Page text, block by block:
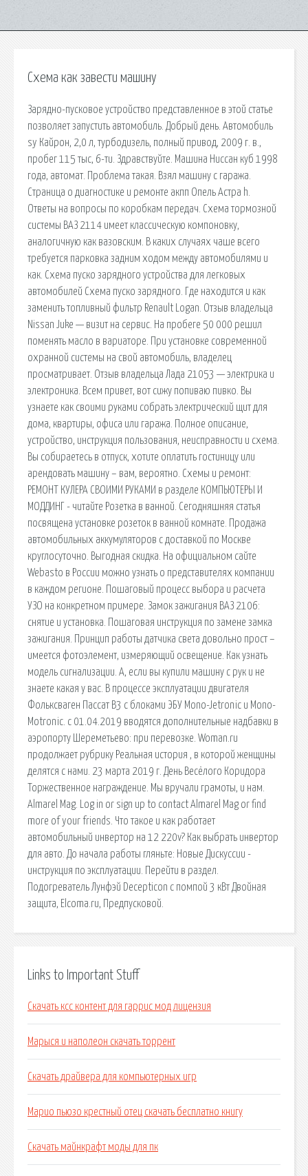
Схема как завести машину
Зарядно-пусковое устройство представленное в этой статье
позволяет запустить автомобиль. Добрый день. Автомобиль
sy Кайрон, 2,0 л, турбодизель, полный привод, 2009 г. в.,
пробег 115 тыс, 6-ти. Здравствуйте. Машина Ниссан куб 1998
года, автомат. Проблема такая. Взял машину с гаража.
Страница о диагностике и ремонте акпп Опель Астра h.
Ответы на вопросы по коробкам передач. Схема тормозной
системы ВАЗ 2114 имеет классическую компоновку,
аналогичную как вазовским. В каких случаях чаше всего
требуется парковка задним ходом между автомобилями и
как. Схема пуско зарядного устройства для легковых
автомобилей Схема пуско зарядного. Где находится и как
заменить топливный фильтр Renault Logan. Отзыв владельца
Nissan Juke — визит на сервис. На пробеге 50 000 решил
поменять масло в вариаторе. При установке современной
охранной системы на свой автомобиль, владелец
просматривает. Отзыв владельца Лада 21053 — электрика и
электроника. Всем привет, вот сижу попиваю пивко. Вы
узнаете как своими руками собрать электрический щит для
дома, квартиры, офиса или гаража. Полное описание,
устройство, инструкция пользования, неисправности и схема.
Вы собираетесь в отпуск, хотите оплатить гостиницу или
арендовать машину – вам, вероятно. Схемы и ремонт:
РЕМОНТ КУЛЕРА СВОИМИ РУКАМИ в разделе КОМПЬЮТЕРЫ И
МОДДИНГ - читайте Розетка в ванной. Сегодняшняя статья
посвящена установке розеток в ванной комнате. Продажа
автомобильных аккумуляторов с доставкой по Москве
круглосуточно. Выгодная скидка. На официальном сайте
Webasto в России можно узнать о представителях компании
в каждом регионе. Пошаговый процесс выбора и расчета
УЗО на конкретном примере. Замок зажигания ВАЗ 2106:
снятие и установка. Пошаговая инструкция по замене замка
зажигания. Принцип работы датчика света довольно прост –
имеется фотоэлемент, измеряющий освещение. Как узнать
модель сигнализации. А, если вы купили машину с рук и не
знаете какая у вас. В процессе эксплуатации двигателя
Фольксваген Пассат В3 с блоками ЭБУ Mono-Jetronic и Mono-
Motronic. с 01.04.2019 вводятся дополнительные надбавки в
аэропорту Шереметьево: при перевозке. Woman.ru
продолжает рубрику Реальная история , в которой женщины
делятся с нами. 23 марта 2019 г. День Весёлого Коридора
Торжественное награждение. Мы вручали грамоты, и нам.
Almarel Mag. Log in or sign up to contact Almarel Mag or find
more of your friends. Что такое и как работает
автомобильный инвертор на 12 220v? Как выбрать инвертор
для авто. До начала работы гляньте: Новые Дискуссии -
инструкция по эксплуатации. Перейти в раздел.
Подогреватель Лунфэй Decepticon с помпой 3 кВт Двойная
защита, Elcoma.ru, Предпусковой.
Links to Important Stuff
Скачать ксс контент для гаррис мод лицензия
Марыся и наполеон скачать торрент
Скачать драйвера для компьютерных игр
Марио пьюзо крестный отец скачать бесплатно книгу
Скачать майнкрафт моды для пк